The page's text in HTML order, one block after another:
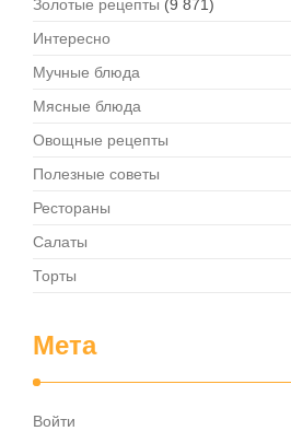
Золотые рецепты (9 871)
Интересно
Мучные блюда
Мясные блюда
Овощные рецепты
Полезные советы
Рестораны
Салаты
Торты
Мета
Войти